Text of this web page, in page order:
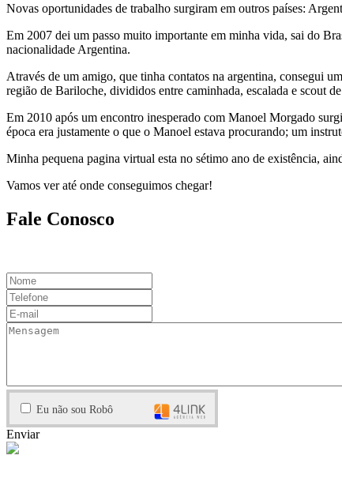
Novas oportunidades de trabalho surgiram em outros países:
Em 2007 dei um passo muito importante em minha vida, sai do
nacionalidade Argentina.
Através de um amigo, que tinha contatos na argentina, consegui
região de Bariloche, divididos entre caminhada, escalada e scout
Em 2010 após um encontro inesperado com Manoel Morgado
época era justamente o que o Manoel estava procurando; um
Minha pequena pagina virtual esta no sétimo ano de existência,
Vamos ver até onde conseguimos chegar!
Fale Conosco
Eu não sou Robô
Enviar